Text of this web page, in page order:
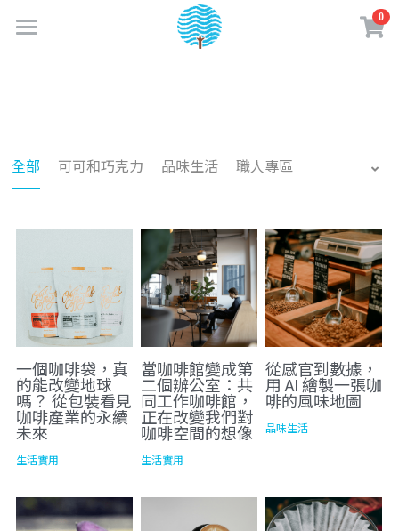
0
品牌故事
企業認證
成真大事記
永續績效
企業責任政策
水一點 愛多一點
實體門市
門市資訊
門市菜單
餐點介紹
咖啡 & 飲品介紹
美味蔬食日常
飲品與咖啡標示
購物商城
線上購物專區
咖啡訂閱制
購物須知
夢享卡會員
加入夢享卡
夢享卡資訊
咖啡知識
創業加盟
盟友專區
媒體相關
夥伴招募 JOIN US
PackAge+
搜索
全部 可可和巧克力 品味生活 職人專區
一個咖啡袋，真
的能改變地球
嗎？ 從包裝看見
咖啡產業的永續
未來
生活實用
當咖啡館變成第
二個辦公室：共
同工作咖啡館，
正在改變我們對
咖啡空間的想像
生活實用
從感官到數據，
用 AI 繪製一張咖
啡的風味地圖
品味生活
×
商品分類